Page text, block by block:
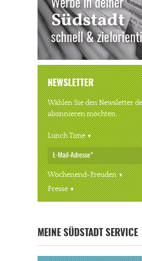
« ALLE VERANSTALTUNGEN
NEWSLETTER
Wählen Sie den Newsletter
abonnieren möchten.
Lunch Time
Wochenend-Freuden
Presse
MEINE SÜDSTADT SERVICE